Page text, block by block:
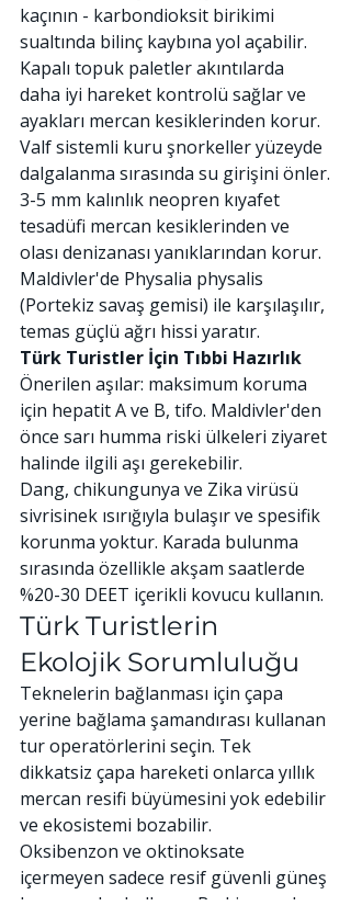
kaçının - karbondioksit birikimi
sualtında bilinç kaybına yol açabilir.
Kapalı topuk paletler akıntılarda
daha iyi hareket kontrolü sağlar ve
ayakları mercan kesiklerinden korur.
Valf sistemli kuru şnorkeller yüzeyde
dalgalanma sırasında su girişini önler.
3-5 mm kalınlık neopren kıyafet
tesadüfi mercan kesiklerinden ve
olası denizanası yanıklarından korur.
Maldivler'de Physalia physalis
(Portekiz savaş gemisi) ile karşılaşılır,
temas güçlü ağrı hissi yaratır.
Türk Turistler İçin Tıbbi Hazırlık
Önerilen aşılar: maksimum koruma
için hepatit A ve B, tifo. Maldivler'den
önce sarı humma riski ülkeleri ziyaret
halinde ilgili aşı gerekebilir.
Dang, chikungunya ve Zika virüsü
sivrisinek ısırığıyla bulaşır ve spesifik
korunma yoktur. Karada bulunma
sırasında özellikle akşam saatlerde
%20-30 DEET içerikli kovucu kullanın.
Türk Turistlerin
Ekolojik Sorumluluğu
Teknelerin bağlanması için çapa
yerine bağlama şamandırası kullanan
tur operatörlerini seçin. Tek
dikkatsiz çapa hareketi onlarca yıllık
mercan resifi büyümesini yok edebilir
ve ekosistemi bozabilir.
Oksibenzon ve oktinoksate
içermeyen sadece resif güvenli güneş
koruyucular kullanın. Bu kimyasal